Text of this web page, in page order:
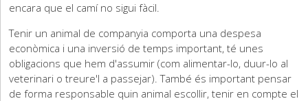
encara que el camí no sigui fàcil.
Tenir un animal de companyia comporta una despesa
econòmica i una inversió de temps important, té unes
obligacions que hem d'assumir (com alimentar-lo, duur-lo al
veterinari o treure'l a passejar). També és important pensar
de forma responsable quin animal escollir, tenir en compte el